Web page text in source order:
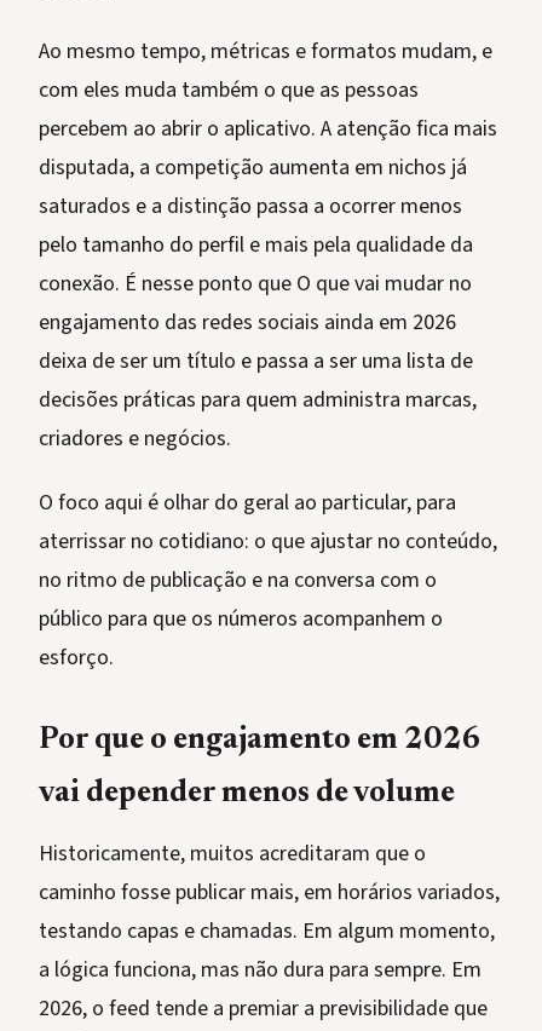
Ao mesmo tempo, métricas e formatos mudam, e
com eles muda também o que as pessoas
percebem ao abrir o aplicativo. A atenção fica mais
disputada, a competição aumenta em nichos já
saturados e a distinção passa a ocorrer menos
pelo tamanho do perfil e mais pela qualidade da
conexão. É nesse ponto que O que vai mudar no
engajamento das redes sociais ainda em 2026
deixa de ser um título e passa a ser uma lista de
decisões práticas para quem administra marcas,
criadores e negócios.
O foco aqui é olhar do geral ao particular, para
aterrissar no cotidiano: o que ajustar no conteúdo,
no ritmo de publicação e na conversa com o
público para que os números acompanhem o
esforço.
Por que o engajamento em 2026
vai depender menos de volume
Historicamente, muitos acreditaram que o
caminho fosse publicar mais, em horários variados,
testando capas e chamadas. Em algum momento,
a lógica funciona, mas não dura para sempre. Em
2026, o feed tende a premiar a previsibilidade que